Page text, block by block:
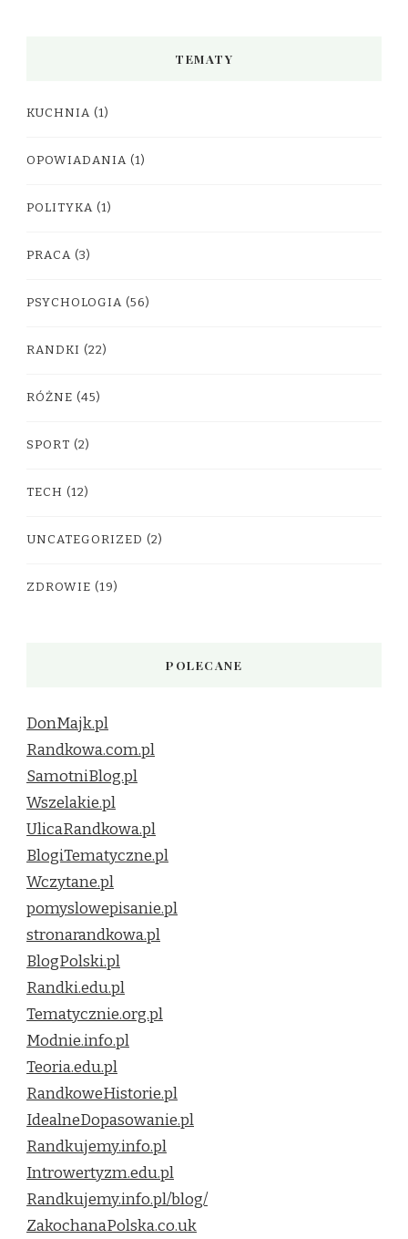
TEMATY
KUCHNIA (1)
OPOWIADANIA (1)
POLITYKA (1)
PRACA (3)
PSYCHOLOGIA (56)
RANDKI (22)
RÓŻNE (45)
SPORT (2)
TECH (12)
UNCATEGORIZED (2)
ZDROWIE (19)
POLECANE
DonMajk.pl
Randkowa.com.pl
SamotniBlog.pl
Wszelakie.pl
UlicaRandkowa.pl
BlogiTematyczne.pl
Wczytane.pl
pomyslowepisanie.pl
stronarandkowa.pl
BlogPolski.pl
Randki.edu.pl
Tematycznie.org.pl
Modnie.info.pl
Teoria.edu.pl
RandkoweHistorie.pl
IdealneDopasowanie.pl
Randkujemy.info.pl
Introwertyzm.edu.pl
Randkujemy.info.pl/blog/
ZakochanaPolska.co.uk